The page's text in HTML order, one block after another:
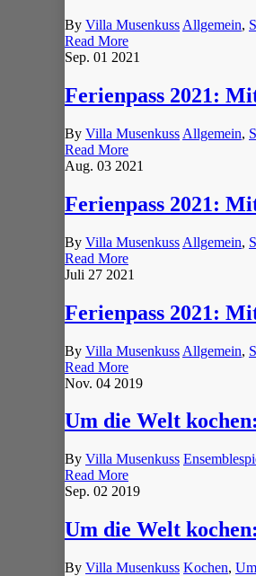
By Villa Musenkuss Allgemein,
Read More
Sep. 01 2021
Ferienpass 2021:
By Villa Musenkuss Allgemein,
Read More
Aug. 03 2021
Ferienpass 2021:
By Villa Musenkuss Allgemein,
Read More
Juli 27 2021
Ferienpass 2021:
By Villa Musenkuss Allgemein,
Read More
Nov. 04 2019
Um die Welt
By Villa Musenkuss
Read More
Sep. 02 2019
Um die Welt
By Villa Musenkuss Kochen,